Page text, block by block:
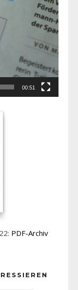
00:51
PDF-Archiv